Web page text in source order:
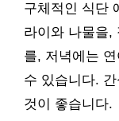
구체적인 식단
라이와 나물을,
를, 저녁에는
수 있습니다.
것이 좋습니다.